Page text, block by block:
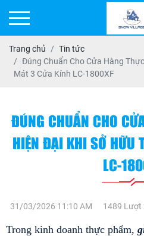
Trang chủ
Tin tức
Đúng Chuẩn Cho Cửa Hàng
Mát 3 Cửa Kính LC-1800XF
ĐÚNG CHUẨN CHO
HIỆN ĐẠI KHI SỞ HỮU
LC-
31/03/2026 11:10 AM 1489 Lượt
Trong kinh doanh thực phẩm,